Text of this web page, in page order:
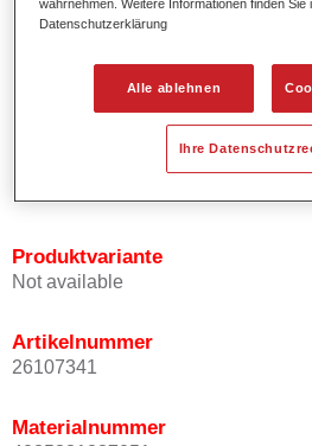
Erlaubt eine einfache und
Ermöglicht schnelle
Bietet ein hohes Deckvermögen.
Besitzt einen exzellenten
Entspricht den VOC
Produktvariante
Not available
Artikelnummer
26107341
Materialnummer
wahrnehmen. Weitere Informationen finden Sie
Datenschutzerklärung
Alle ablehnen
Ihre